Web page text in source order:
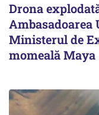
Drona
Ambasadoarea
Ministerul de
momeală Maya